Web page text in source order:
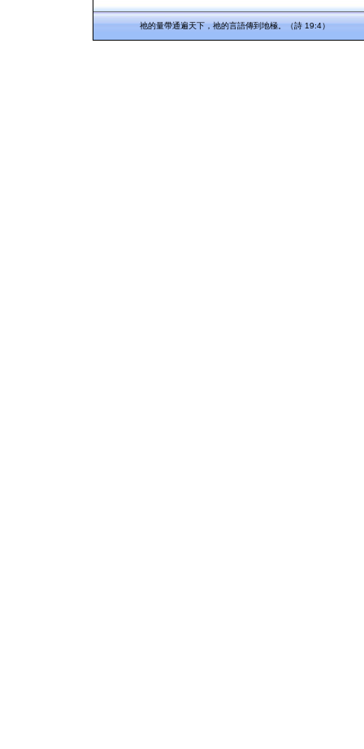
祂的量帶通遍天下，祂的言語傳到地極。（詩 19:4）